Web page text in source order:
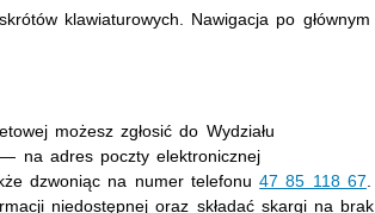
klawiaturowych. Nawigacja po głównym
możesz zgłosić do Wydziału
— na adres poczty elektronicznej
dzwoniąc na numer telefonu47 85 118 67.
niedostępnej oraz składać skargi na brak